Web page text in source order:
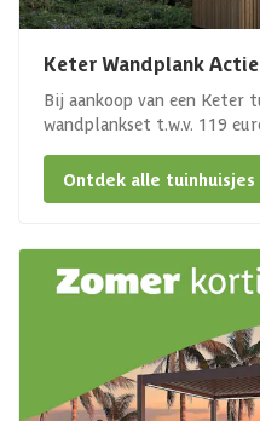
Keter Wandplank Actie
Bij aankoop van een Keter
wandplankset t.w.v. 119
Ontdek alle tuinhuisjes